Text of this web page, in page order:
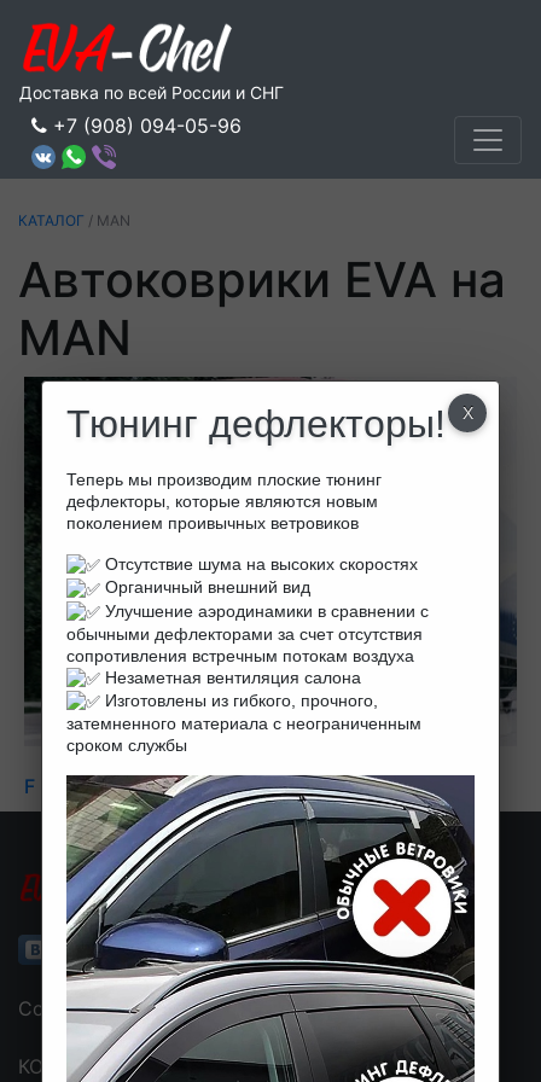
Доставка по всей России и СНГ
+7 (908) 094-05-96
КАТАЛОГ / MAN
Автоковрики EVA на
MAN
F 2000
Copyright © EVA-CHEL 2017-2026
КОНТАКТНАЯ ИНФОРМАЦИЯ:
Тюнинг дефлекторы!
Теперь мы производим плоские тюнинг
дефлекторы, которые являются новым
поколением проивычных ветровиков
Отсутствие шума на высоких скоростях
Органичный внешний вид
Улучшение аэродинамики в сравнении с
обычными дефлекторами за счет отсутствия
сопротивления встречным потокам воздуха
Незаметная вентиляция салона
Изготовлены из гибкого, прочного,
затемненного материала с неограниченным
сроком службы